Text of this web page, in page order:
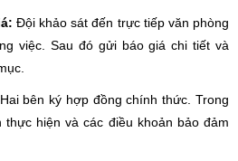
Đội khảo sát đến trực tiếp văn phòng
việc. Sau đó gửi báo giá chi tiết và
Hai bên ký hợp đồng chính thức. Trong
hiện và các điều khoản bảo đảm